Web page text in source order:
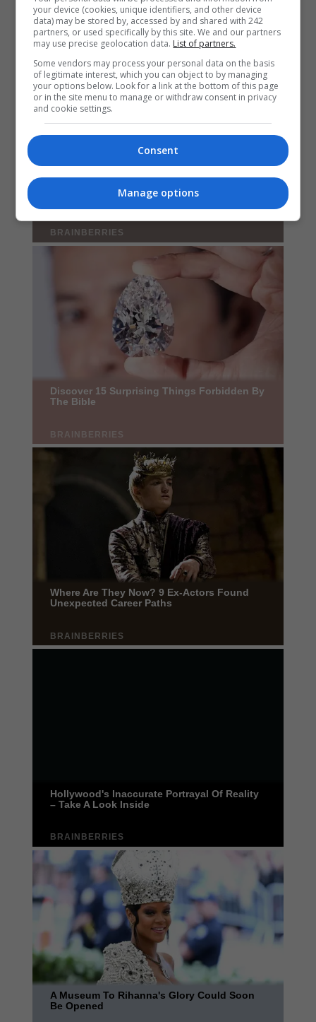
your device (cookies, unique identifiers, and other device
data) may be stored by, accessed by and shared with 242
partners, or used specifically by this site. We and our partners
may use precise geolocation data. List of partners.
Some vendors may process your personal data on the basis
of legitimate interest, which you can object to by managing
your options below. Look for a link at the bottom of this page
or in the site menu to manage or withdraw consent in privacy
and cookie settings.
Consent
Manage options